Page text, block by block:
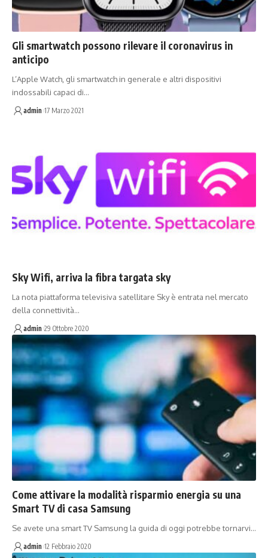
Gli smartwatch possono rilevare il coronavirus in
anticipo
L’Apple Watch, gli smartwatch in generale e altri dispositivi
indossabili capaci di…
admin 17 Marzo 2021
Sky Wifi, arriva la fibra targata sky
La nota piattaforma televisiva satellitare Sky è entrata nel mercato
della connettività…
admin 29 Ottobre 2020
Come attivare la modalità risparmio energia su una
Smart TV di casa Samsung
Se avete una smart TV Samsung la guida di oggi potrebbe tornarvi…
admin 12 Febbraio 2020